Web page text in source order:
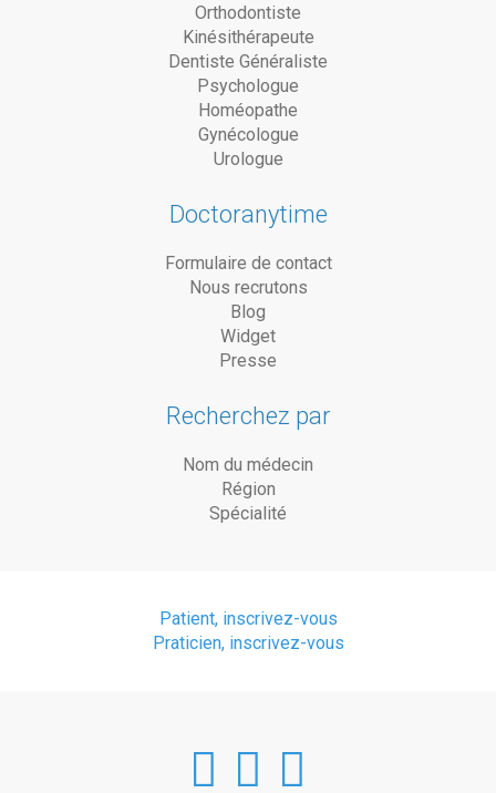
Orthodontiste
Kinésithérapeute
Dentiste Généraliste
Psychologue
Homéopathe
Gynécologue
Urologue
Doctoranytime
Formulaire de contact
Nous recrutons
Blog
Widget
Presse
Recherchez par
Nom du médecin
Région
Spécialité
Patient, inscrivez-vous
Praticien, inscrivez-vous